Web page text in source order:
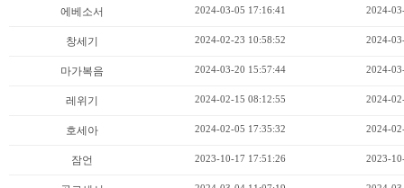
에베소서 2024-03-05 17:16:41 2024-
창세기 2024-02-23 10:58:52 2024-
마가복음 2024-03-20 15:57:44 2024-
레위기 2024-02-15 08:12:55 2024-
호세아 2024-02-05 17:35:32 2024-
잠언 2023-10-17 17:51:26 2023-